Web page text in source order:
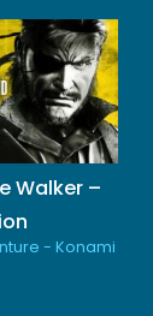
Walker –
- Konami